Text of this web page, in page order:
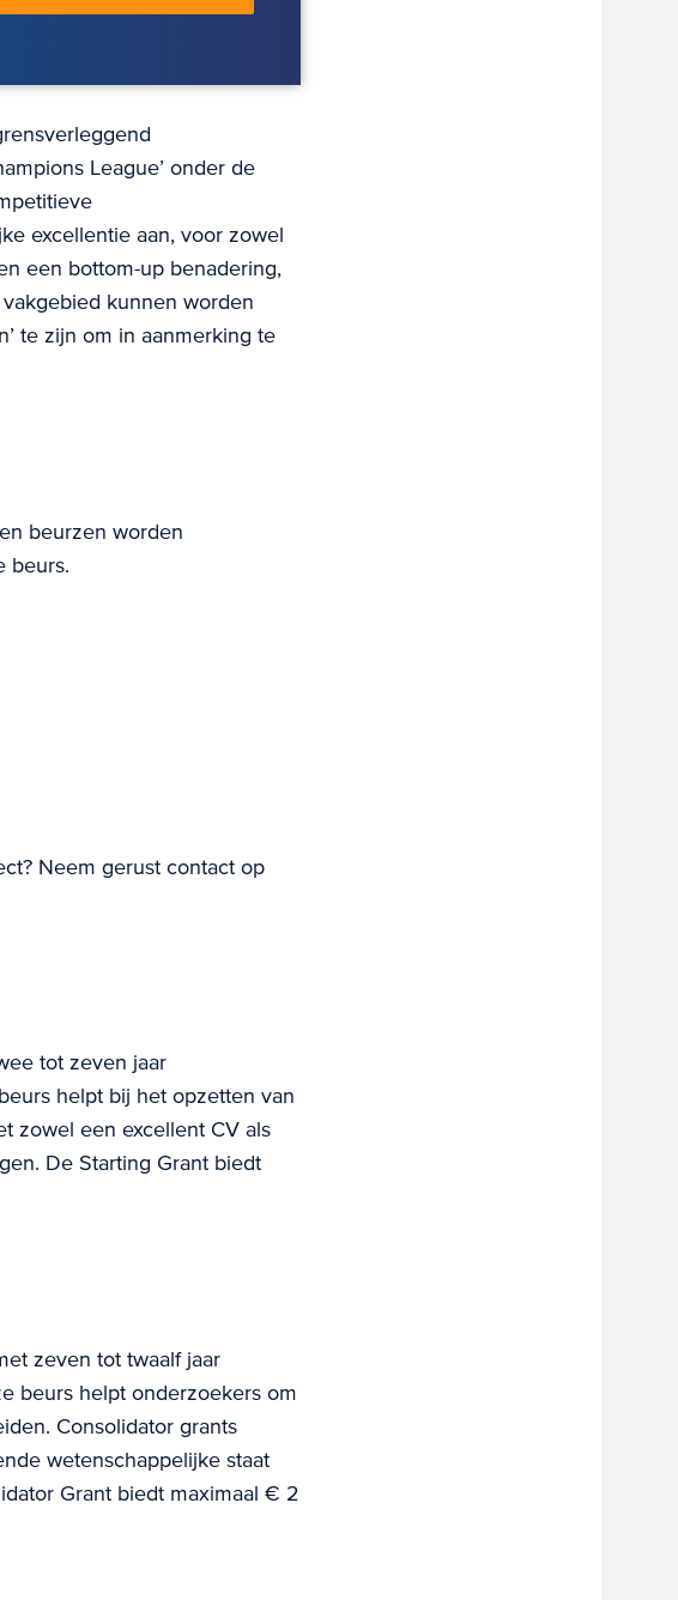
League’ onder de
excellentie aan, voor zowel
een bottom-up benadering,
kunnen worden
te zijn om in aanmerking te
beurzen worden
beurs.
Neem gerust contact op
tot zeven jaar
​​helpt bij het opzetten van
zowel een excellent CV als
De Starting Grant biedt
zeven tot twaalf jaar
beurs helpt onderzoekers om
Consolidator grants
wetenschappelijke staat
Grant biedt maximaal € 2